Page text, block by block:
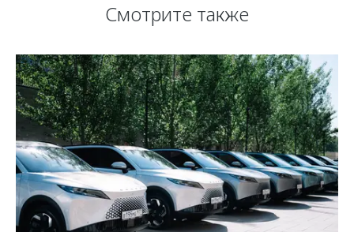
Смотрите также